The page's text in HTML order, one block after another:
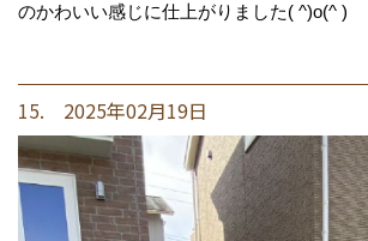
のかわいい感じに仕上がりました( ^)o(^ )
15. 2025年02月19日